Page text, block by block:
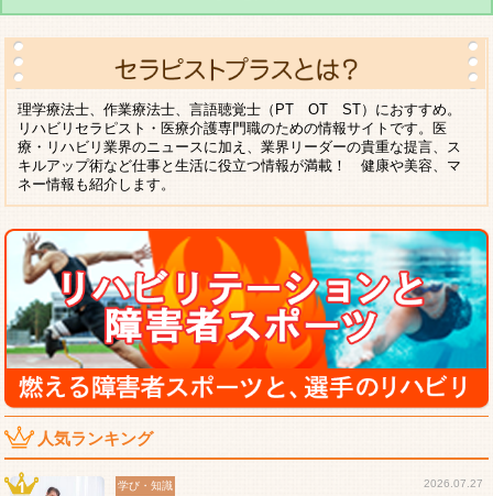
理学療法士、作業療法士、言語聴覚士（PT OT ST）におすすめ。
リハビリセラピスト・医療介護専門職のための情報サイトです。医
療・リハビリ業界のニュースに加え、業界リーダーの貴重な提言、ス
キルアップ術など仕事と生活に役立つ情報が満載！ 健康や美容、マ
ネー情報も紹介します。
人気ランキング
学び・知識 2026.07.27